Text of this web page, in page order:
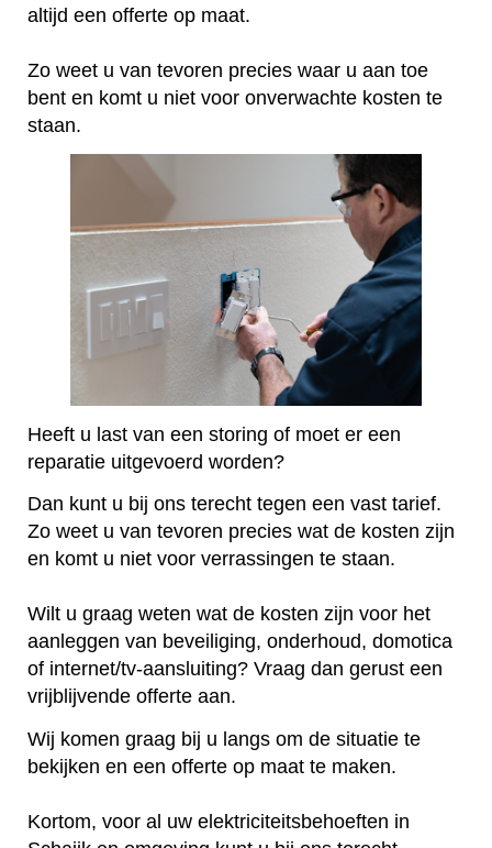
altijd een offerte op maat.
Zo weet u van tevoren precies waar u aan toe
bent en komt u niet voor onverwachte kosten te
staan.
Heeft u last van een storing of moet er een
reparatie uitgevoerd worden?
Dan kunt u bij ons terecht tegen een vast tarief.
Zo weet u van tevoren precies wat de kosten zijn
en komt u niet voor verrassingen te staan.
Wilt u graag weten wat de kosten zijn voor het
aanleggen van beveiliging, onderhoud, domotica
of internet/tv-aansluiting? Vraag dan gerust een
vrijblijvende offerte aan.
Wij komen graag bij u langs om de situatie te
bekijken en een offerte op maat te maken.
Kortom, voor al uw elektriciteitsbehoeften in